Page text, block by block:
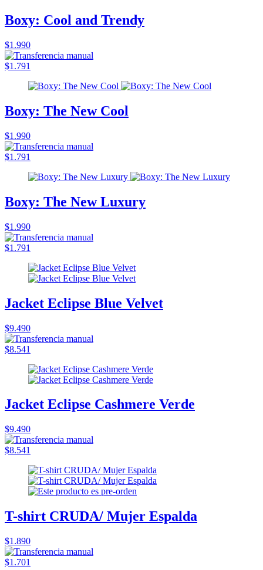
Boxy: Cool and Trendy
$1.990
$1.791
Boxy: The New Cool
$1.990
$1.791
Boxy: The New Luxury
$1.990
$1.791
Jacket Eclipse Blue Velvet
$9.490
$8.541
Jacket Eclipse Cashmere Verde
$9.490
$8.541
T-shirt CRUDA/ Mujer Espalda
$1.890
$1.701